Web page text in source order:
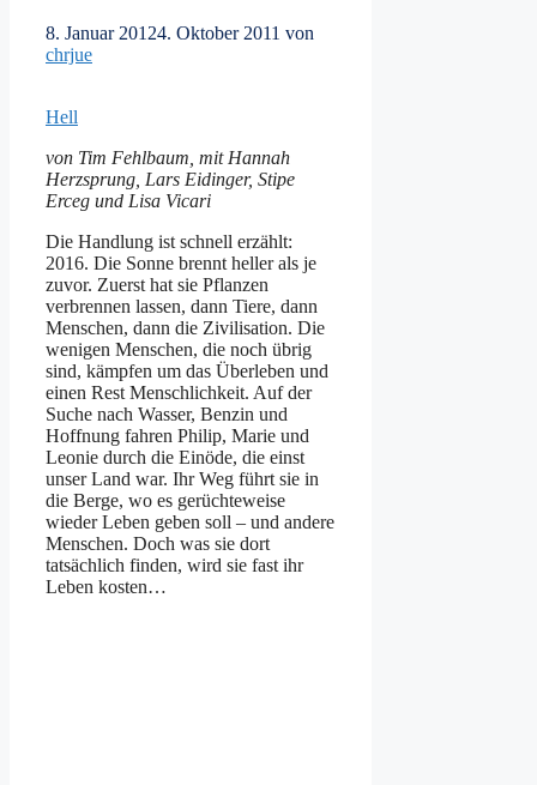
8. Januar 20124. Oktober 2011 von
chrjue
Hell
von Tim Fehlbaum, mit Hannah
Herzsprung, Lars Eidinger, Stipe
Erceg und Lisa Vicari
Die Handlung ist schnell erzählt:
2016. Die Sonne brennt heller als je
zuvor. Zuerst hat sie Pflanzen
verbrennen lassen, dann Tiere, dann
Menschen, dann die Zivilisation. Die
wenigen Menschen, die noch übrig
sind, kämpfen um das Überleben und
einen Rest Menschlichkeit. Auf der
Suche nach Wasser, Benzin und
Hoffnung fahren Philip, Marie und
Leonie durch die Einöde, die einst
unser Land war. Ihr Weg führt sie in
die Berge, wo es gerüchteweise
wieder Leben geben soll – und andere
Menschen. Doch was sie dort
tatsächlich finden, wird sie fast ihr
Leben kosten…